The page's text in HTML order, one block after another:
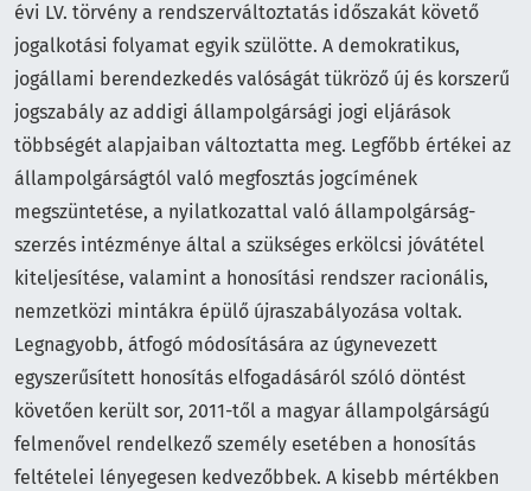
évi LV. törvény a rendszerváltoztatás időszakát követő
jogalkotási folyamat egyik szülötte. A demokratikus,
jogállami berendezkedés valóságát tükröző új és korszerű
jogszabály az addigi állampolgársági jogi eljárások
többségét alapjaiban változtatta meg. Legfőbb értékei az
állampolgárságtól való megfosztás jogcímének
megszüntetése, a nyilatkozattal való állampolgárság-
szerzés intézménye által a szükséges erkölcsi jóvátétel
kiteljesítése, valamint a honosítási rendszer racionális,
nemzetközi mintákra épülő újraszabályozása voltak.
Legnagyobb, átfogó módosítására az úgynevezett
egyszerűsített honosítás elfogadásáról szóló döntést
követően került sor, 2011-től a magyar állampolgárságú
felmenővel rendelkező személy esetében a honosítás
feltételei lényegesen kedvezőbbek. A kisebb mértékben